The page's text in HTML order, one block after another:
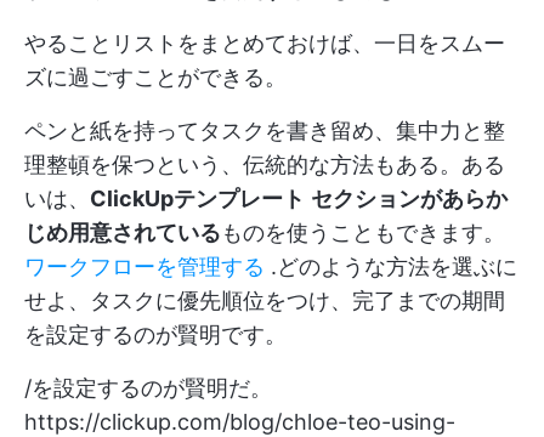
やることリストをまとめておけば、一日をスムー
ズに過ごすことができる。
ペンと紙を持ってタスクを書き留め、集中力と整
理整頓を保つという、伝統的な方法もある。ある
いは、 ClickUpテンプレート セクションがあらか
じめ用意されているものを使うこともできます。
ワークフローを管理する .どのような方法を選ぶに
せよ、タスクに優先順位をつけ、完了までの期間
を設定するのが賢明です。
/を設定するのが賢明だ。
https://clickup.com/blog/chloe-teo-using-